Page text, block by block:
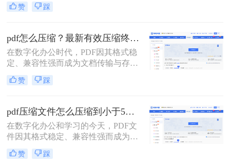
常用的文件格式之一。然而，随之而
不仅占用存储空间，更在邮件发送、
即时通讯传输和网页上传时带来诸多
不便。如何在不显著损失质量的前提
下，有效“瘦身”PDF文件，已成为一
项必备技能。
赞 踩
pdf怎么压缩？最新有效压缩终极指南！
在数字化办公时代，PDF因其格式稳
定、兼容性强而成为文档传输与存档
的首选。然而，高分辨率图片、嵌入
字体和多媒体内容也使得PDF文件体
送、云端存储和即时分享带来了巨大
困扰。如何高效、无损（或视觉无
损）地压缩PDF，成为一个普遍需
求。那么pdf怎么压缩呢？
赞 踩
pdf压缩文件怎么压缩到小于5M？4种压缩方法终极指南！
在数字化办公和学习的今天，PDF文
件因其格式稳定、兼容性强而成为我
们日常传输文档的首选。然而，我们
常常会遇到一个令人头疼的问题：一
赞 踩